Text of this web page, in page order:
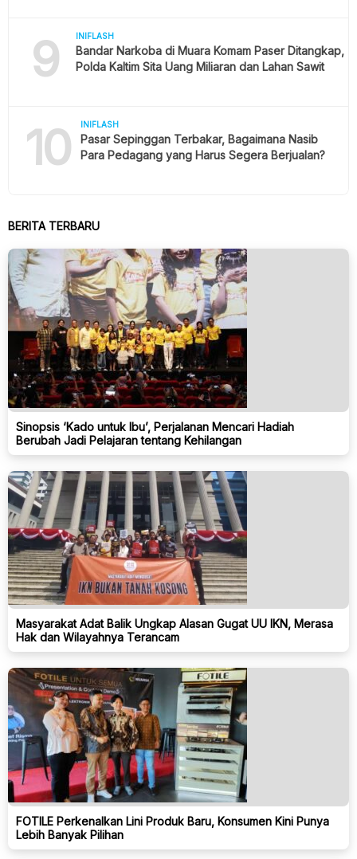
9 INIFLASH
Bandar Narkoba di Muara Komam Paser Ditangkap,
Polda Kaltim Sita Uang Miliaran dan Lahan Sawit
10 INIFLASH
Pasar Sepinggan Terbakar, Bagaimana Nasib
Para Pedagang yang Harus Segera Berjualan?
BERITA TERBARU
Sinopsis ‘Kado untuk Ibu’, Perjalanan Mencari Hadiah
Berubah Jadi Pelajaran tentang Kehilangan
Masyarakat Adat Balik Ungkap Alasan Gugat UU IKN, Merasa
Hak dan Wilayahnya Terancam
FOTILE Perkenalkan Lini Produk Baru, Konsumen Kini Punya
Lebih Banyak Pilihan